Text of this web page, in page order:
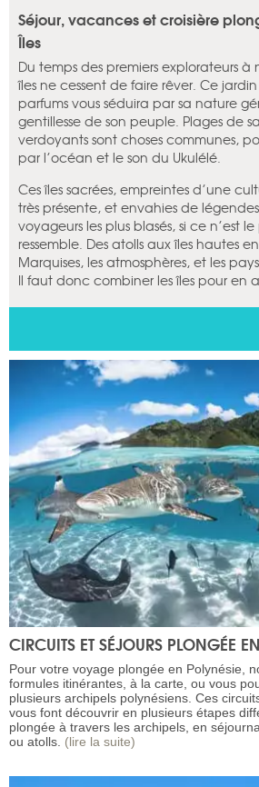
Séjour, vacances et croisière
Îles
Du temps des premiers explorateurs à
îles ne cessent de faire rêver. Ce
parfums vous séduira par sa nature
gentillesse de son peuple. Plages de
verdoyants sont choses communes,
par l’océan et le son du Ukulélé.
Ces îles sacrées, empreintes d’une
très présente, et envahies de
voyageurs les plus blasés, si ce n’est
ressemble. Des atolls aux îles hautes
Marquises, les atmosphères, et les
Il faut donc combiner les îles pour en
CIRCUITS ET SÉJOURS PLONGÉE
Pour votre voyage plongée en Polynésie,
formules itinérantes, à la carte, ou vous
plusieurs archipels polynésiens. Ces
vous font découvrir en plusieurs étapes
plongée à travers les archipels, en
ou atolls. (lire la suite)